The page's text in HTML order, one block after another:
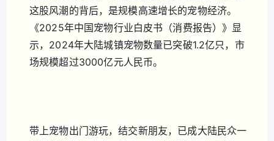
这股风潮的背后，是规模高速增长的宠物经济。
《2025年中国宠物行业白皮书（消费报告）》显
示，2024年大陆城镇宠物数量已突破1.2亿只，市
场规模超过3000亿元人民币。
带上宠物出门游玩，结交新朋友，已成大陆民众一